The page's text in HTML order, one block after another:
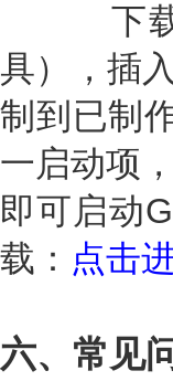
下载U
具），插
制到已制
一启动项
即可启动
载： 点击
六、常见